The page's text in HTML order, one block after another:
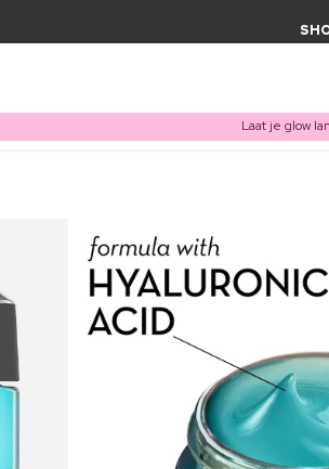
Laat je glow